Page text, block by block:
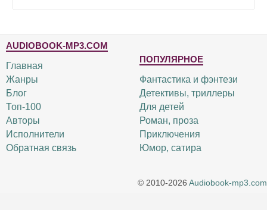
AUDIOBOOK-MP3.COM
Главная
Жанры
Блог
Топ-100
Авторы
Исполнители
Обратная связь
ПОПУЛЯРНОЕ
Фантастика и фэнтези
Детективы, триллеры
Для детей
Роман, проза
Приключения
Юмор, сатира
© 2010-2026 Audiobook-mp3.com